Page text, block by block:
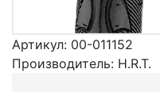
Артикул: 00-011152
Производитель: H.R.T.